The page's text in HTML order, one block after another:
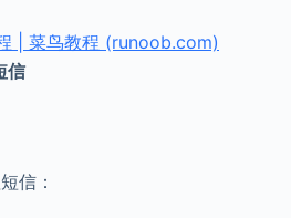
| 菜鸟教程 (runoob.com)
信
信：